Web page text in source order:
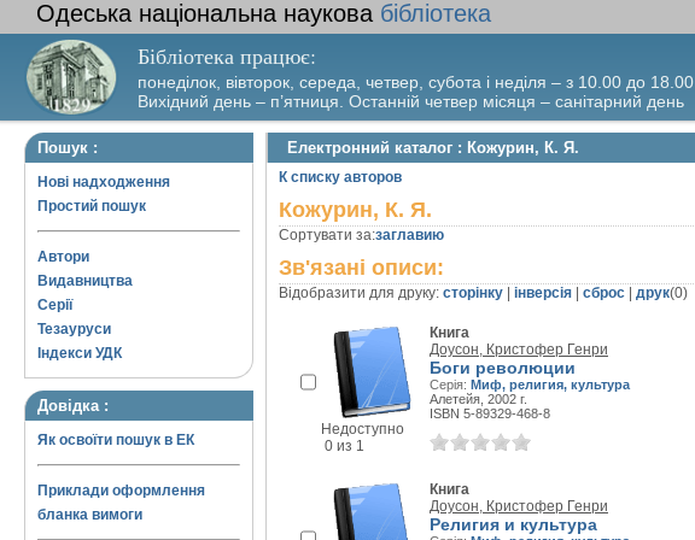
Одеська національна наукова бібліотека
Бібліотека працює:
понеділок, вівторок, середа, четвер, субота і неділя – з 10.00 до 18.00
Вихідний день – п’ятниця. Останній четвер місяця – санітарний день
Пошук :
Нові надходження
Простий пошук
Автори
Видавництва
Серії
Тезауруси
Індекси УДК
Довідка :
Як освоїти пошук в ЕК
Приклади оформлення
бланка вимоги
Електронний каталог : Кожурин, К. Я.
К списку авторов
Кожурин, К. Я.
Сортувати за:заглавию
Зв'язані описи:
Відобразити для друку: сторінку інверсія сброс друк(0)
Недоступно
0 из 1
Книга
Доусон, Кристофер Генри
Боги революции
Серія: Миф, религия, культура
Алетейя, 2002 г.
ISBN 5-89329-468-8
Книга
Доусон, Кристофер Генри
Религия и культура